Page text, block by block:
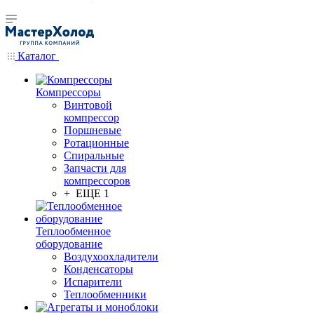
Каталог
Компрессоры
Винтовой
компрессор
Поршневые
Ротационные
Спиральные
Запчасти для
компрессоров
+ ЕЩЕ 1
Теплообменное
оборудование
Воздухоохладители
Конденсаторы
Испарители
Теплообменники